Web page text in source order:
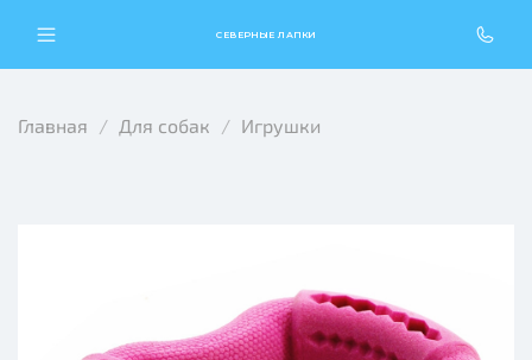
СЕВЕРНЫЕ ЛАПКИ
Главная Для собак Игрушки